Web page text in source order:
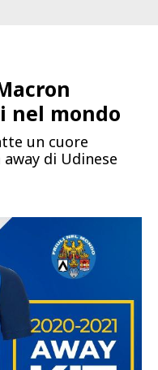
nel mondo
un cuore
di Udinese